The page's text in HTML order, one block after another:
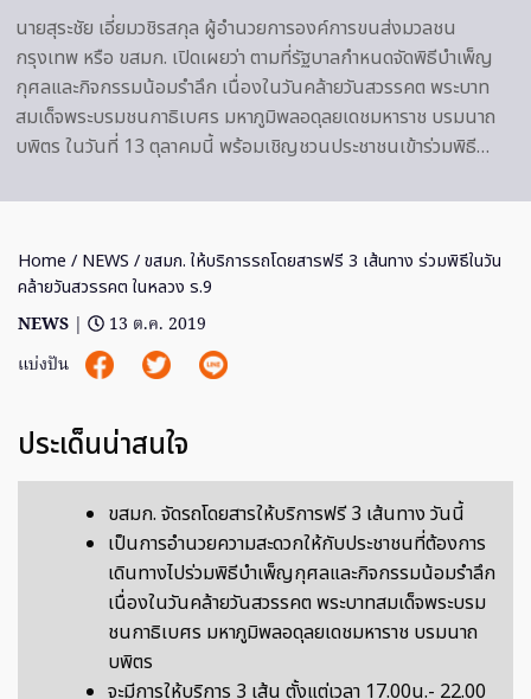
นายสุระชัย เอี่ยมวชิรสกุล ผู้อำนวยการองค์การขนส่งมวลชน
กรุงเทพ หรือ ขสมก. เปิดเผยว่า ตามที่รัฐบาลกำหนดจัดพิธีบำเพ็ญ
กุศลและกิจกรรมน้อมรำลึก เนื่องในวันคล้ายวันสวรรคต พระบาท
สมเด็จพระบรมชนกาธิเบศร มหาภูมิพลอดุลยเดชมหาราช บรมนาถ
บพิตร ในวันที่ 13 ตุลาคมนี้ พร้อมเชิญชวนประชาชนเข้าร่วมพิธี…
Home / NEWS / ขสมก. ให้บริการรถโดยสารฟรี 3 เส้นทาง ร่วมพิธีในวัน
คล้ายวันสวรรคต ในหลวง ร.9
NEWS |
13 ต.ค. 2019
แบ่งปัน
ประเด็นน่าสนใจ
ขสมก. จัดรถโดยสารให้บริการฟรี 3 เส้นทาง วันนี้
เป็นการอำนวยความสะดวกให้กับประชาชนที่ต้องการ
เดินทางไปร่วมพิธีบำเพ็ญกุศลและกิจกรรมน้อมรำลึก
เนื่องในวันคล้ายวันสวรรคต พระบาทสมเด็จพระบรม
ชนกาธิเบศร มหาภูมิพลอดุลยเดชมหาราช บรมนาถ
บพิตร
จะมีการให้บริการ 3 เส้น ตั้งแต่เวลา 17.00น.- 22.00